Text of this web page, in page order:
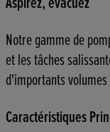
Notre gamme de
et les tâches
d'importants
Caractéristiques